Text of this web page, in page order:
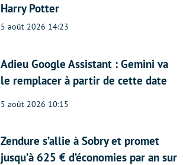
Harry Potter
5 août 2026 14:23
Adieu Google Assistant : Gemini va
le remplacer à partir de cette date
5 août 2026 10:15
Zendure s’allie à Sobry et promet
jusqu’à 625 € d’économies par an sur